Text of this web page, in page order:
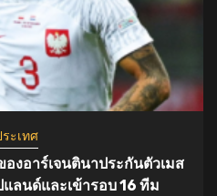
ะเทศ
งอาร์เจนตินาประกันตัวเมส
ลนด์และเข้ารอบ 16 ทีม